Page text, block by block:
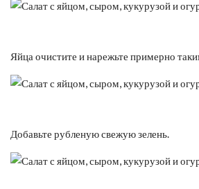
Яйца очистите и нарежьте примерно
Добавьте рубленую свежую зелень.